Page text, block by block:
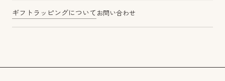
ギフトラッピングについて お問い合わせ